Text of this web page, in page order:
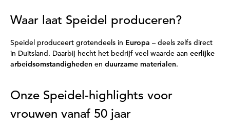
Waar laat Speidel produceren?
Speidel produceert grotendeels in Europa – deels zelfs direct
in Duitsland. Daarbij hecht het bedrijf veel waarde aan eerlijke
arbeidsomstandigheden en duurzame materialen.
Onze Speidel-highlights voor
vrouwen vanaf 50 jaar